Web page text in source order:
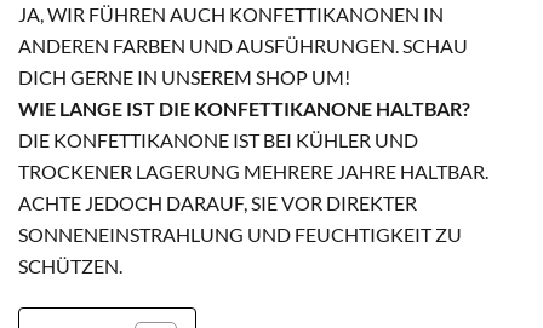
JA, WIR FÜHREN AUCH KONFETTIKANONEN IN
ANDEREN FARBEN UND AUSFÜHRUNGEN. SCHAU
DICH GERNE IN UNSEREM SHOP UM!
WIE LANGE IST DIE KONFETTIKANONE HALTBAR?
DIE KONFETTIKANONE IST BEI KÜHLER UND
TROCKENER LAGERUNG MEHRERE JAHRE HALTBAR.
ACHTE JEDOCH DARAUF, SIE VOR DIREKTER
SONNENEINSTRAHLUNG UND FEUCHTIGKEIT ZU
SCHÜTZEN.